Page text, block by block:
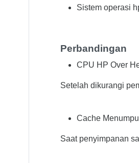
Sistem operasi
Perbandingan
CPU HP Over
Setelah dikurangi
Cache
Saat penyimpanan